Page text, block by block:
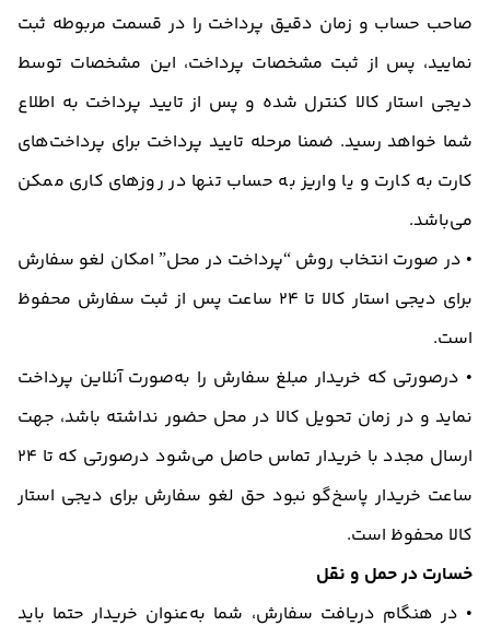
صاحب حساب و زمان دقیق پرداخت را در قسمت مربوطه ثبت
نمایید، پس از ثبت مشخصات پرداخت، این مشخصات توسط
دیجی استار کالا كنترل شده و پس از تایید پرداخت به اطلاع
شما خواهد رسید. ضمنا مرحله تایید پرداخت برای پرداخت‌های
کارت به کارت و یا واریز به حساب تنها در روزهای کاری ممکن
می‌باشد.
• در صورت انتخاب روش “پرداخت در محل” امکان لغو سفارش
برای دیجی استار کالا تا 24 ساعت پس از ثبت سفارش محفوظ
است.
• درصورتی که خریدار مبلغ سفارش را به‌صورت آنلاین پرداخت
نماید و در زمان تحویل کالا در محل حضور نداشته باشد، جهت
ارسال مجدد با خریدار تماس حاصل می‌شود درصورتی که تا 24
ساعت خریدار پاسخ‌گو نبود حق لغو سفارش برای دیجی استار
کالا محفوظ است.
خسارت در حمل و نقل
• در هنگام دریافت سفارش، شما به‌عنوان خریدار حتما باید